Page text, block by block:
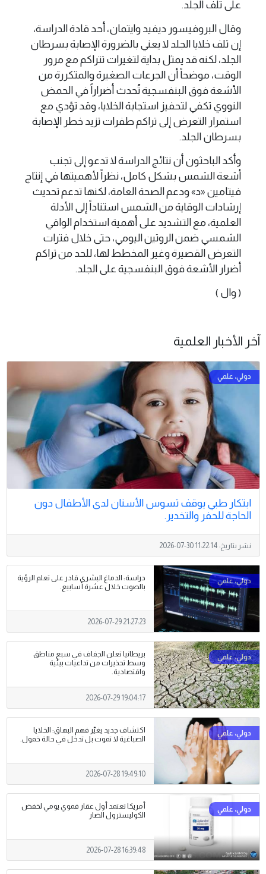
على تلف الجلد.
وقال البروفيسور ديفيد وايتمان، أحد قادة الدراسة،
إن تلف خلايا الجلد لا يعني بالضرورة الإصابة بسرطان
الجلد، لكنه قد يمثل بداية لتغيرات تتراكم مع مرور
الوقت، موضحاً أن الجرعات الصغيرة والمتكررة من
الأشعة فوق البنفسجية تُحدث أضراراً في الحمض
النووي تكفي لتحفيز استجابة الخلايا، وقد تؤدي مع
استمرار التعرض إلى تراكم طفرات تزيد خطر الإصابة
بسرطان الجلد.
وأكد الباحثون أن نتائج الدراسة لا تدعو إلى تجنب
أشعة الشمس بشكل كامل، نظراً لأهميتها في إنتاج
فيتامين «د» ودعم الصحة العامة، لكنها تدعم تحديث
إرشادات الوقاية من الشمس استناداً إلى الأدلة
العلمية، مع التشديد على أهمية استخدام الواقي
الشمسي ضمن الروتين اليومي، حتى خلال فترات
التعرض القصيرة وغير المخطط لها، للحد من تراكم
أضرار الأشعة فوق البنفسجية على الجلد.
( وال )
آخر الأخبار العلمية
ابتكار طبي يوقف تسوس الأسنان لدى الأطفال دون
الحاجة للحفر والتخدير.
نشر بتاريخ: 2026-07-30 11:22:14
دراسة: الدماغ البشري قادر على تعلم الرؤية
بالصوت خلال عشرة أسابيع.
2026-07-29 21:27:23
بريطانيا تعلن الجفاف في سبع مناطق
وسط تحذيرات من تداعيات بيئية
واقتصادية.
2026-07-29 19:04:17
اكتشاف جديد يغيّر فهم البهاق: الخلايا
الصباغية لا تموت بل تدخل في حالة خمول.
2026-07-28 19:49:10
أمريكا تعتمد أول عقار فموي يومي لخفض
الكوليسترول الضار
2026-07-28 16:39:48